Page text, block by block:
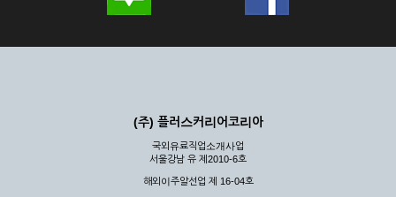
(주) 플러스커리어코리아
국외유료직업소개사업
서울강남 유 제2010-6호
해외이주알선업 제 16-04호